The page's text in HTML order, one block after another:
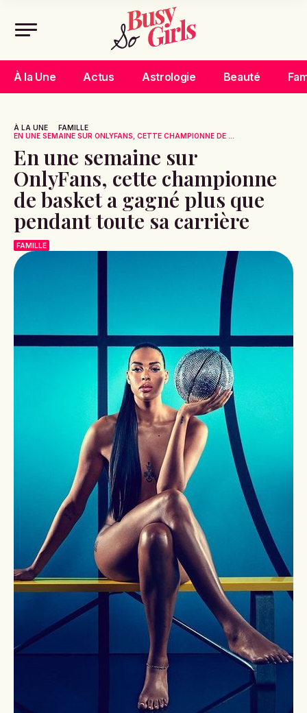
À la Une Actus Astrologie Beauté
À LA UNE
FAMILLE
EN UNE SEMAINE SUR ONLYFANS, CETTE CHAMPIONNE DE ...
En une semaine sur
OnlyFans, cette championne
de basket a gagné plus que
pendant toute sa carrière
FAMILLE